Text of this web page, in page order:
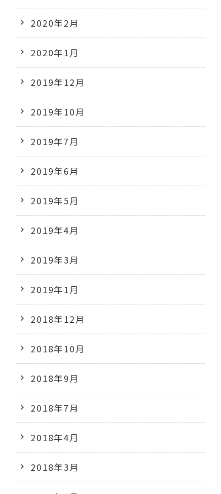
2020年2月
2020年1月
2019年12月
2019年10月
2019年7月
2019年6月
2019年5月
2019年4月
2019年3月
2019年1月
2018年12月
2018年10月
2018年9月
2018年7月
2018年4月
2018年3月